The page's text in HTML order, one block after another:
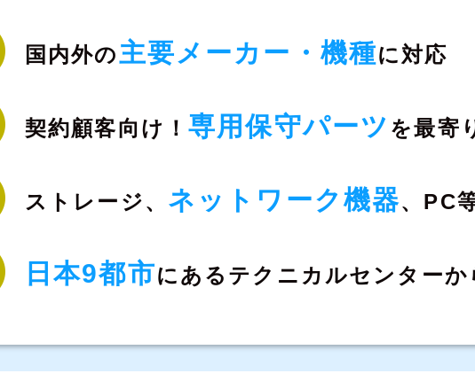
国内外の主要メーカー・機種に対応
契約顧客向け！専用保守パーツ を最寄
ストレージ、 ネットワーク機器、 PC
日本9都市にある テクニカルセンターか